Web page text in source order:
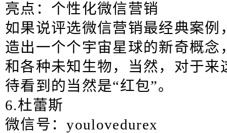
亮点：个性化微信营销
如果说评选微信营销最经典案例
造出一个个宇宙星球的新奇概
和各种未知生物，当然，对于
待看到的当然是“红包”。
6.杜蕾斯
微信号：youlovedurex